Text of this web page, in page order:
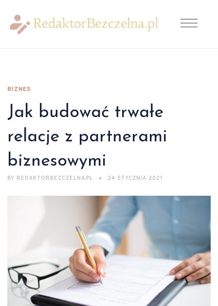
BIZNES
Jak budować trwałe
relacje z partnerami
biznesowymi
BY REDAKTORBEZCZELNA.PL 24 STYCZNIA 2021